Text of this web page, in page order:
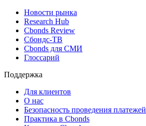
Новости рынка
Research Hub
Cbonds Review
Сбондс-ТВ
Cbonds для СМИ
Глоссарий
Поддержка
Для клиентов
О нас
Безопасность проведения платежей
Практика в Cbonds